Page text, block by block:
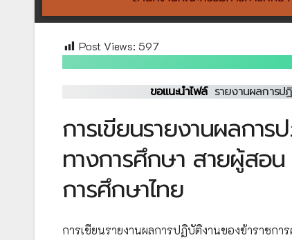
Post Views: 597
ขอแนะนำไฟล์ รายงานผลการป
การเขียนรายงานผลกา
ทางการศึกษา สายผู้สอ
การศึกษาไทย
การเขียนรายงานผลการปฏิบัติงานของข้าราชก